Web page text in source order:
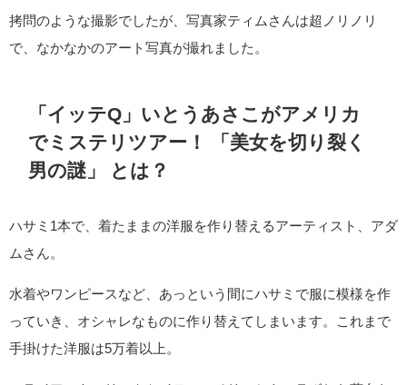
拷問のような撮影でしたが、写真家ティムさんは超ノリノリ
で、なかなかのアート写真が撮れました。
「イッテQ」いとうあさこがアメリカ
でミステリツアー！ 「美女を切り裂く
男の謎」 とは？
ハサミ1本で、着たままの洋服を作り替えるアーティスト、アダ
ムさん。
水着やワンピースなど、あっという間にハサミで服に模様を作
っていき、オシャレなものに作り替えてしまいます。これまで
手掛けた洋服は5万着以上。